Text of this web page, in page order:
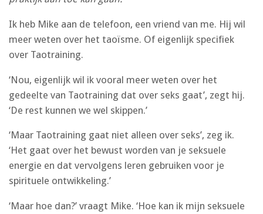
Ik heb Mike aan de telefoon, een vriend van me. Hij wil
meer weten over het taoïsme. Of eigenlijk specifiek
over Taotraining.
‘Nou, eigenlijk wil ik vooral meer weten over het
gedeelte van Taotraining dat over seks gaat’, zegt hij.
‘De rest kunnen we wel skippen.’
‘Maar Taotraining gaat niet alleen over seks’, zeg ik.
‘Het gaat over het bewust worden van je seksuele
energie en dat vervolgens leren gebruiken voor je
spirituele ontwikkeling.’
‘Maar hoe dan?’ vraagt Mike. ‘Hoe kan ik mijn seksuele